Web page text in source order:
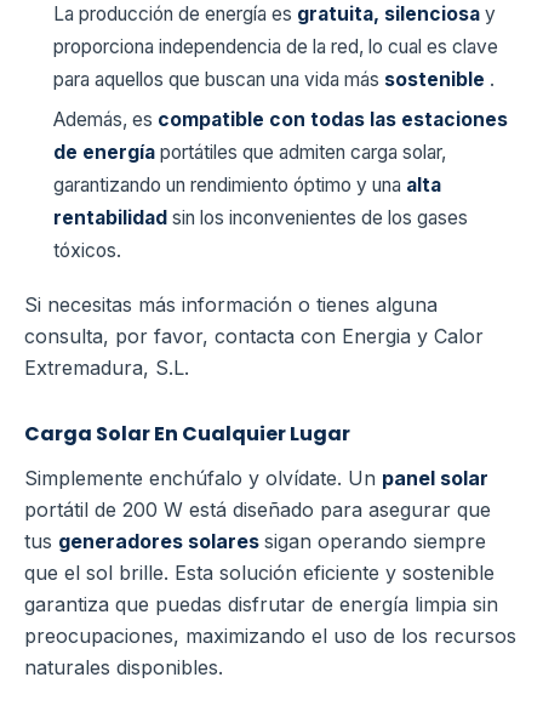
La producción de energía es gratuita, silenciosa y
proporciona independencia de la red, lo cual es clave
para aquellos que buscan una vida más sostenible .
Además, es compatible con todas las estaciones
de energía portátiles que admiten carga solar,
garantizando un rendimiento óptimo y una alta
rentabilidad sin los inconvenientes de los gases
tóxicos.
Si necesitas más información o tienes alguna
consulta, por favor, contacta con Energia y Calor
Extremadura, S.L.
Carga Solar En Cualquier Lugar
Simplemente enchúfalo y olvídate. Un panel solar
portátil de 200 W está diseñado para asegurar que
tus generadores solares sigan operando siempre
que el sol brille. Esta solución eficiente y sostenible
garantiza que puedas disfrutar de energía limpia sin
preocupaciones, maximizando el uso de los recursos
naturales disponibles.